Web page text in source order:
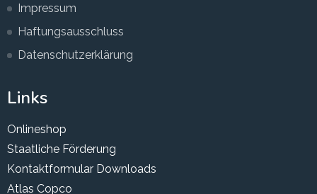
Impressum
Haftungsausschluss
Datenschutzerklärung
Links
Onlineshop
Staatliche Förderung
Kontaktformular Downloads
Atlas Copco